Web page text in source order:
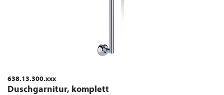
638.13.300.xxx
Duschgarnitur, komplett